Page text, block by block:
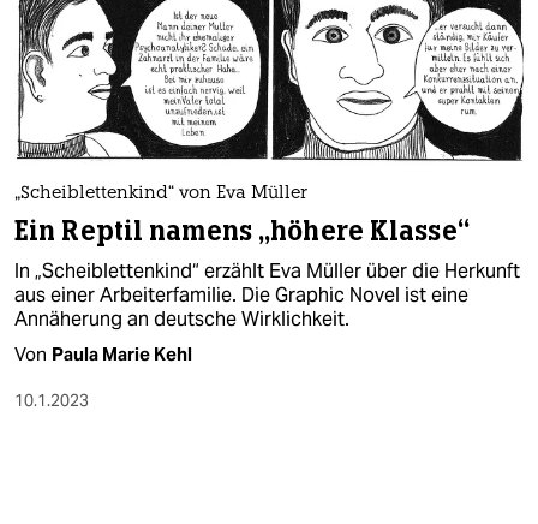
„Scheiblettenkind“ von Eva Müller
Ein Reptil namens „höhere Klasse“
In „Scheiblettenkind“ erzählt Eva Müller über die Herkunft
aus einer Arbeiterfamilie. Die Graphic Novel ist eine
Annäherung an deutsche Wirklichkeit.
Von Paula Marie Kehl
10.1.2023